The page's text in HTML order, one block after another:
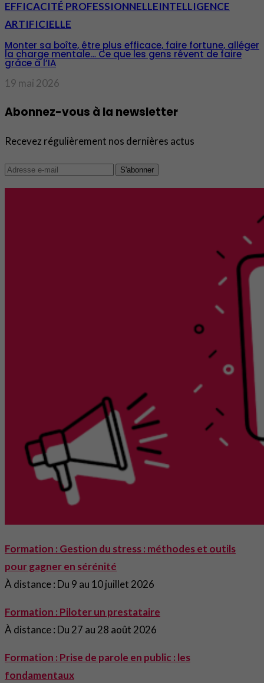
EFFICACITÉ PROFESSIONNELLEINTELLIGENCE
ARTIFICIELLE
Monter sa boîte, être plus efficace, faire fortune, alléger
la charge mentale… Ce que les gens rêvent de faire
grâce à l’IA
19 mai 2026
Abonnez-vous à la newsletter
Recevez régulièrement nos dernières actus
S'abonner
Formation : Gestion du stress : méthodes et outils
pour gagner en sérénité
À distance : Du 9 au 10 juillet 2026
Formation : Piloter un prestataire
À distance : Du 27 au 28 août 2026
Formation : Prise de parole en public : les
fondamentaux